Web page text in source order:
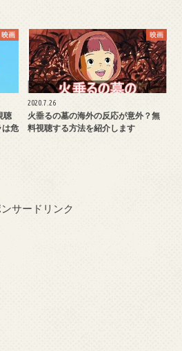
映画
聴
は危
映画
2020.7.26
火垂るの墓の海外の反応が意外？無
料視聴する方法を紹介します
サードリンク